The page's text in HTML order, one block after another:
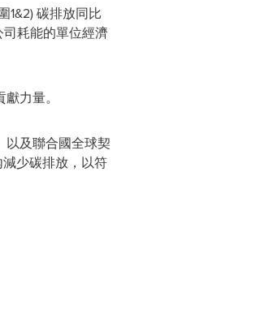
1&2) 碳排放同比
耗能的單位經濟
力量。
以及聯合國全球契
少碳排放，以符